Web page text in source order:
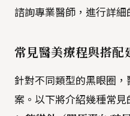
諮詢專業醫師，進行詳細
常見醫美療程與搭配
針對不同類型的黑眼圈
案。以下將介紹幾種常見